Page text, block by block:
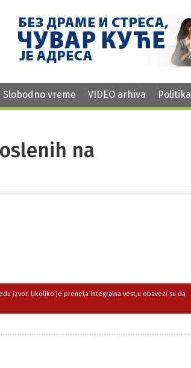
Slobodno vreme VIDEO arhiva Politika
na
izvor. Ukoliko je preneta integralna vest,u obavezi su da